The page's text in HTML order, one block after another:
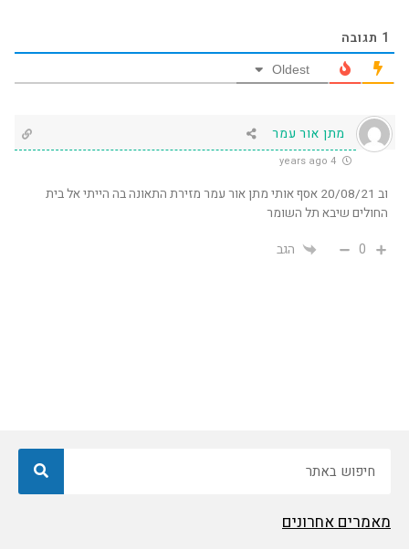
1 תגובה
Oldest
מתן אור עמר
וב 20/08/21 אסף אותי מתן אור עמר מזירת התאונה בה הייתי אל בית
החולים שיבא תל השומר
0 הגב
מאמרים אחרונים